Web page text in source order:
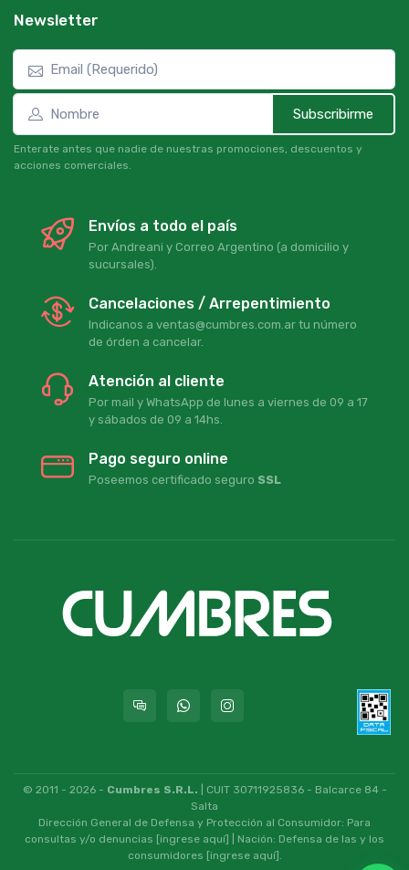
Newsletter
Subscribirme
Enterate antes que nadie de nuestras promociones, descuentos y
acciones comerciales.
Envíos a todo el país
Por Andreani y Correo Argentino (a domicilio y
sucursales).
Cancelaciones / Arrepentimiento
Indicanos a ventas@cumbres.com.ar tu número
de órden a cancelar.
Atención al cliente
Por mail y WhatsApp de lunes a viernes de 09 a 17
y sábados de 09 a 14hs.
Pago seguro online
Poseemos certificado seguro SSL
© 2011 - 2026 - Cumbres S.R.L. | CUIT 30711925836 - Balcarce 84 -
Salta
Dirección General de Defensa y Protección al Consumidor: Para
consultas y/o denuncias [ingrese aquí]
| Nación: Defensa de las y los
consumidores [ingrese aquí] .